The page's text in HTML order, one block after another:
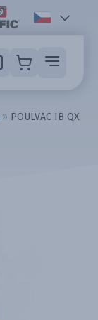
» POULVAC IB QX